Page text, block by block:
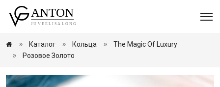
Каталог Кольца
The Magic Of Luxury
Розовое Золото